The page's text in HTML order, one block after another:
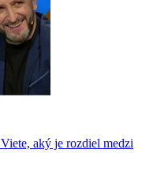
aký je rozdiel medzi